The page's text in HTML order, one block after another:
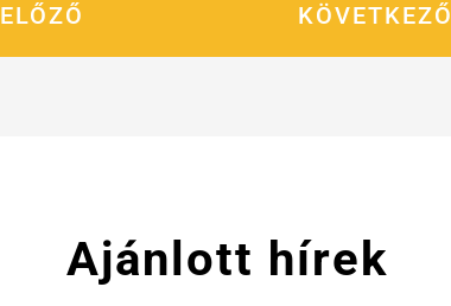
ELŐZŐ KÖVETKEZŐ
Ajánlott hírek